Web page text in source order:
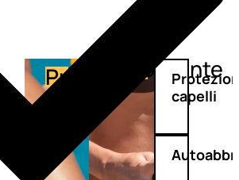
ProtezioneAbbronzante
capelli